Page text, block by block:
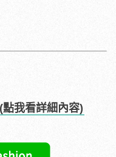
我看詳細內容)